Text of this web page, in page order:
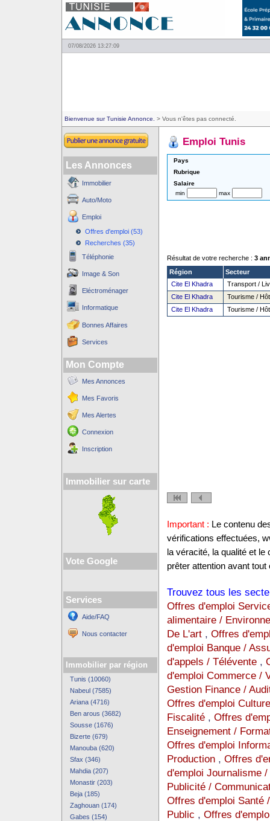
07/08/2026 13:27:09
Bienvenue sur Tunisie Annonce. > Vous n'êtes pas connecté.
Les Annonces
Immobilier
Auto/Moto
Emploi
Offres d'emploi (53)
Recherches (35)
Téléphonie
Image & Son
Eléctroménager
Informatique
Bonnes Affaires
Services
Mon Compte
Mes Annonces
Mes Favoris
Mes Alertes
Connexion
Inscription
Immobilier sur carte
Vote Google
Services
Aide/FAQ
Nous contacter
Immobilier par région
Tunis (10060)
Nabeul (7585)
Ariana (4716)
Ben arous (3682)
Sousse (1676)
Bizerte (679)
Manouba (620)
Sfax (346)
Mahdia (207)
Monastir (203)
Beja (185)
Zaghouan (174)
Gabes (154)
Emploi Tunis
Pays
Rubrique
Salaire
min
max
Résultat de votre recherche : 3
Région
Secteur
Cite El Khadra
Transport /
Cite El Khadra
Tourisme /
Cite El Khadra
Tourisme /
Important : Le contenu
vérifications effectuées,
la véracité, la qualité et
prêter attention avant tout
Trouvez tous les
Offres d'emploi
alimentaire /
De L'art , Offres
d'emploi Banque /
d'appels / Télévente ,
d'emploi Commerce /
Gestion Finance /
Offres d'emploi
Fiscalité , Offres
Enseignement /
Offres d'emploi
Production , Offres
d'emploi Journalisme
Publicité /
Offres d'emploi Santé
Public , Offres